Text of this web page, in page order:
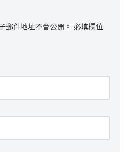
郵件地址不會公開。 必填欄位